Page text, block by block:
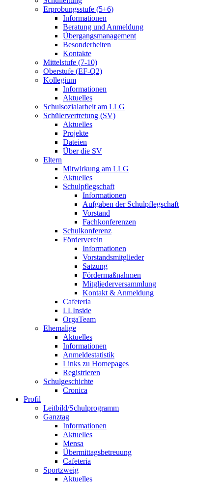
Erprobungsstufe (5+6)
Informationen
Beratung und Anmeldung
Übergangsmanagement
Besonderheiten
Kontakte
Mittelstufe (7-10)
Oberstufe (EF-Q2)
Kollegium
Informationen
Aktuelles
Schulsozialarbeit am LLG
Schülervertretung (SV)
Aktuelles
Projekte
Dateien
Über die SV
Eltern
Mitwirkung am LLG
Aktuelles
Schulpflegschaft
Informationen
Aufgaben der Schulpflegschaft
Vorstand
Fachkonferenzen
Schulkonferenz
Förderverein
Informationen
Vorstandsmitglieder
Satzung
Fördermaßnahmen
Mitgliederversammlung
Kontakt & Anmeldung
Cafeteria
LLInside
OrgaTeam
Ehemalige
Aktuelles
Informationen
Anmeldestatistik
Links zu Homepages
Registrieren
Schulgeschichte
Cronica
Profil
Leitbild/Schulprogramm
Ganztag
Informationen
Aktuelles
Mensa
Übermittagsbetreuung
Cafeteria
Sportzweig
Aktuelles